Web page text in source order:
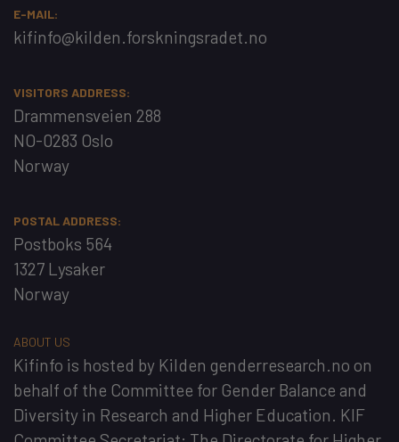
E-MAIL:
kifinfo@kilden.forskningsradet.no
VISITORS ADDRESS:
Drammensveien 288
NO-0283 Oslo
Norway
POSTAL ADDRESS:
Postboks 564
1327 Lysaker
Norway
ABOUT US
Kifinfo is hosted by Kilden genderresearch.no on
behalf of the Committee for Gender Balance and
Diversity in Research and Higher Education. KIF